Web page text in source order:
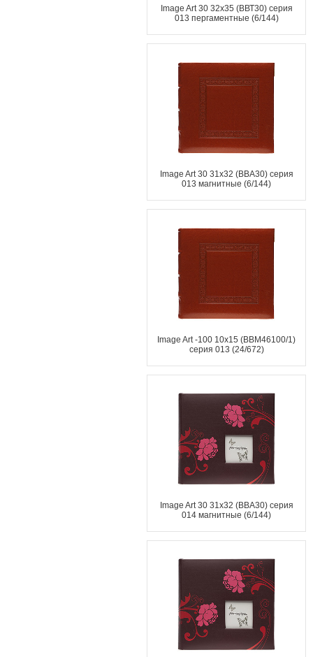
Image Art 30 32x35 (ВВТ30) серия
013 пергаментные (6/144)
Image Art 30 31x32 (ВВА30) серия
013 магнитные (6/144)
Image Art -100 10x15 (BBM46100/1)
серия 013 (24/672)
Image Art 30 31x32 (ВВА30) серия
014 магнитные (6/144)